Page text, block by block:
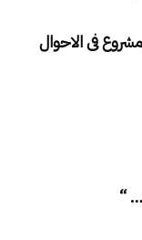
فى الاحوال
“